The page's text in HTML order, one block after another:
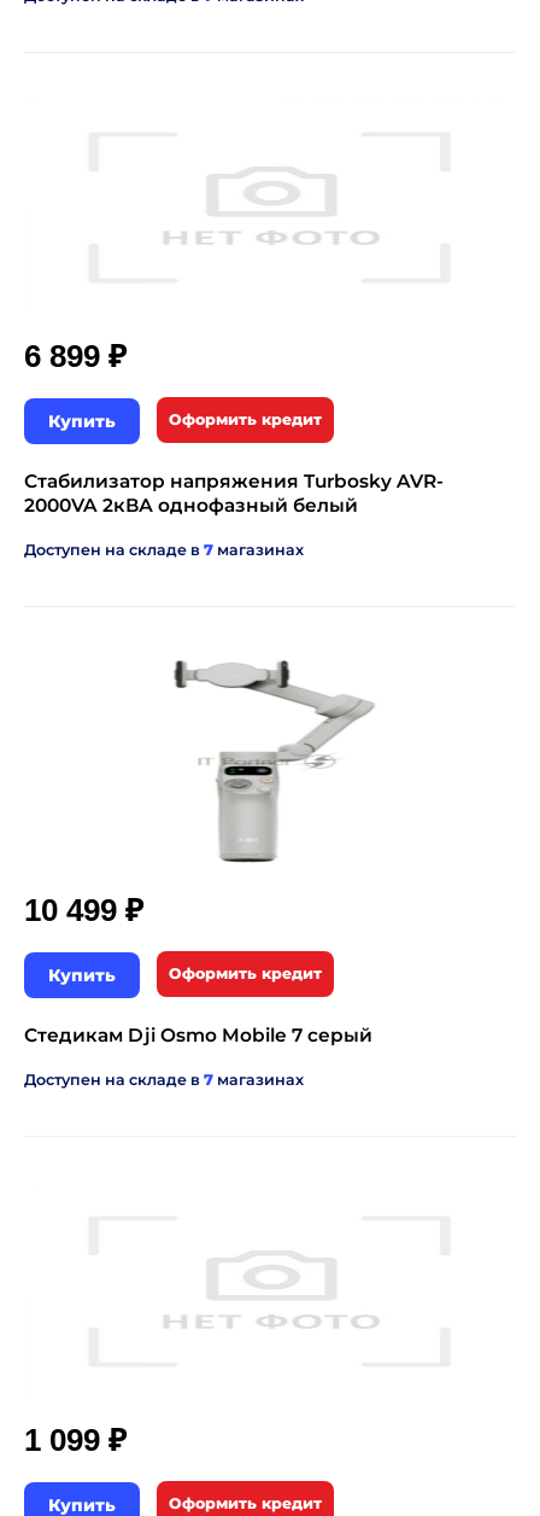
6 899 ₽
Купить Оформить кредит
Стабилизатор напряжения Turbosky AVR-
2000VA 2кВА однофазный белый
Доступен на складе в 7 магазинах
10 499 ₽
Купить Оформить кредит
Стедикам Dji Osmo Mobile 7 серый
Доступен на складе в 7 магазинах
1 099 ₽
Купить Оформить кредит